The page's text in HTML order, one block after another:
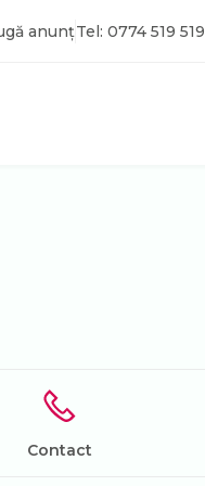
anunțTel: 0774 519 519
Contact